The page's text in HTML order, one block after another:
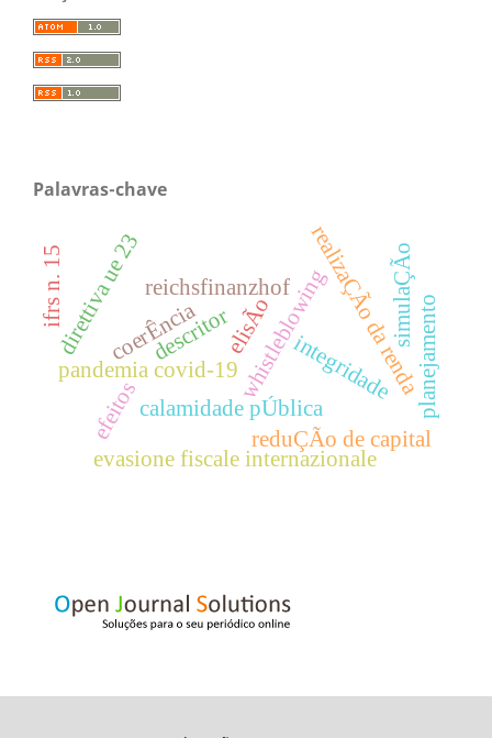
Palavras-chave
reichsfinanzhof
whistleblowing
calamidade pÚblica
pandemia covid-19 realizaÇÃo da renda
reduÇÃo de capital
elisÃo
evasione fiscale internazionale
direttiva ue 23
integridade
ifrs n. 15
coerÊncia simulaÇÃoplanejamento
descritor
efeitos